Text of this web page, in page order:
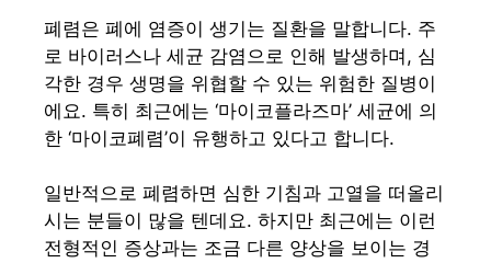
폐렴은 폐에 염증이 생기는 질환을 말합니다. 주
로 바이러스나 세균 감염으로 인해 발생하며, 심
각한 경우 생명을 위협할 수 있는 위험한 질병이
에요. 특히 최근에는 ‘마이코플라즈마’ 세균에 의
한 ‘마이코폐렴’이 유행하고 있다고 합니다.
일반적으로 폐렴하면 심한 기침과 고열을 떠올리
시는 분들이 많을 텐데요. 하지만 최근에는 이런
전형적인 증상과는 조금 다른 양상을 보이는 경